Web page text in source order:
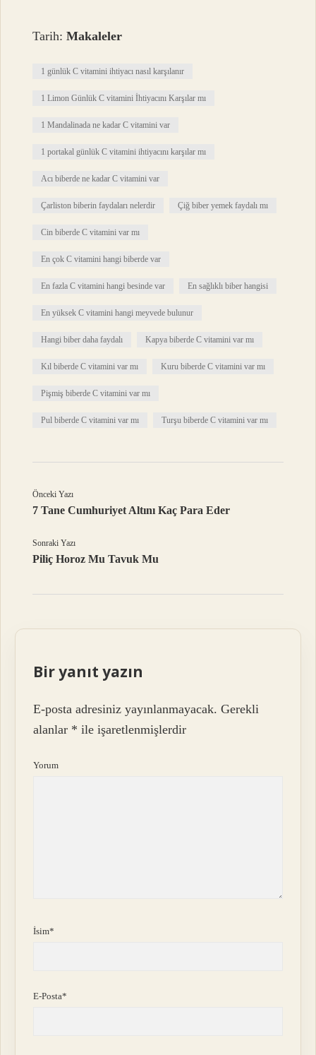
Tarih:Makaleler
1 günlük C vitamini ihtiyacı nasıl karşılanır
1 Limon Günlük C vitamini İhtiyacını Karşılar mı
1 Mandalinada ne kadar C vitamini var
1 portakal günlük C vitamini ihtiyacını karşılar mı
Acı biberde ne kadar C vitamini var
Çarliston biberin faydaları nelerdir Çiğ biber yemek faydalı mı
Cin biberde C vitamini var mı
En çok C vitamini hangi biberde var
En fazla C vitamini hangi besinde var En sağlıklı biber hangisi
En yüksek C vitamini hangi meyvede bulunur
Hangi biber daha faydalı Kapya biberde C vitamini var mı
Kıl biberde C vitamini var mı Kuru biberde C vitamini var mı
Pişmiş biberde C vitamini var mı
Pul biberde C vitamini var mı Turşu biberde C vitamini var mı
Önceki Yazı
7 Tane Cumhuriyet Altını Kaç Para Eder
Sonraki Yazı
Piliç Horoz Mu Tavuk Mu
Bir yanıt yazın
E-posta adresiniz yayınlanmayacak. Gerekli
alanlar * ile işaretlenmişlerdir
Yorum
İsim*
E-Posta*